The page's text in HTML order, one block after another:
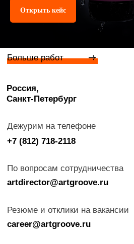
Открыть кейс